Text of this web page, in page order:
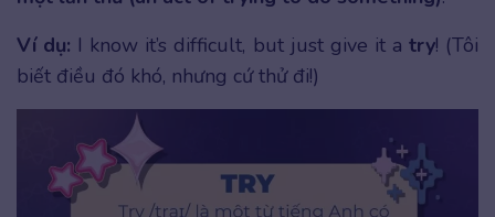
Ví dụ: I know it’s difficult, but just give it a try! (Tôi
biết điều đó khó, nhưng cứ thử đi!)